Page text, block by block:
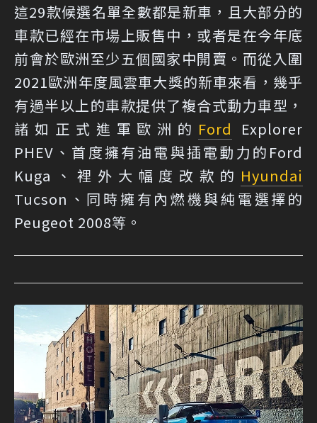
這29款候選名單全數都是新車，且大部分的
車款已經在市場上販售中，或者是在今年底
前會於歐洲至少五個國家中開賣。而從入圍
2021歐洲年度風雲車大獎的新車來看，幾乎
有過半以上的車款提供了複合式動力車型，
諸如正式進軍歐洲的 Ford
Explorer
PHEV、首度擁有油電與插電動力的Ford
Kuga、裡外大幅度改款的 Hyundai
Tucson、同時擁有內燃機與純電選擇的
Peugeot 2008等。